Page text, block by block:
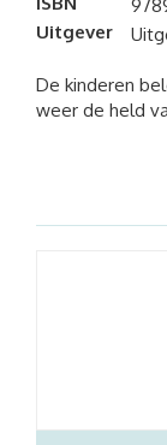
Uitgever
De kinderen
weer de held